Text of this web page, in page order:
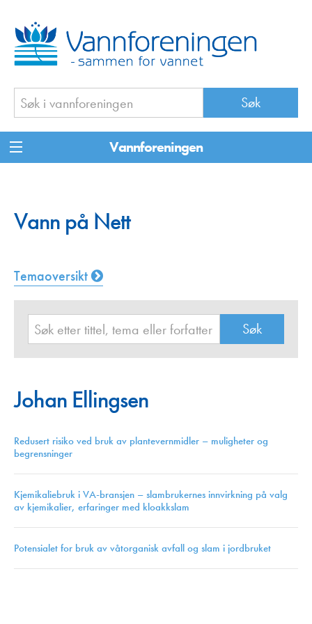
Vannforeningen
Vann på Nett
Temaoversikt
Johan Ellingsen
Redusert risiko ved bruk av plantevernmidler – muligheter og
begrensninger
Kjemikaliebruk i VA-bransjen – slambrukernes innvirkning på valg
av kjemikalier, erfaringer med kloakkslam
Potensialet for bruk av våtorganisk avfall og slam i jordbruket